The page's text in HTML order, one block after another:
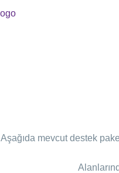
Aşağıda mevcut destek